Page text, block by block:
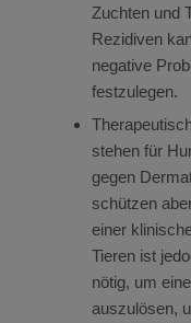
Zuchten und
Rezidiven
negative
festzulegen.
stehen für
gegen
schützen
einer
Tieren ist
nötig, um
auszulösen,